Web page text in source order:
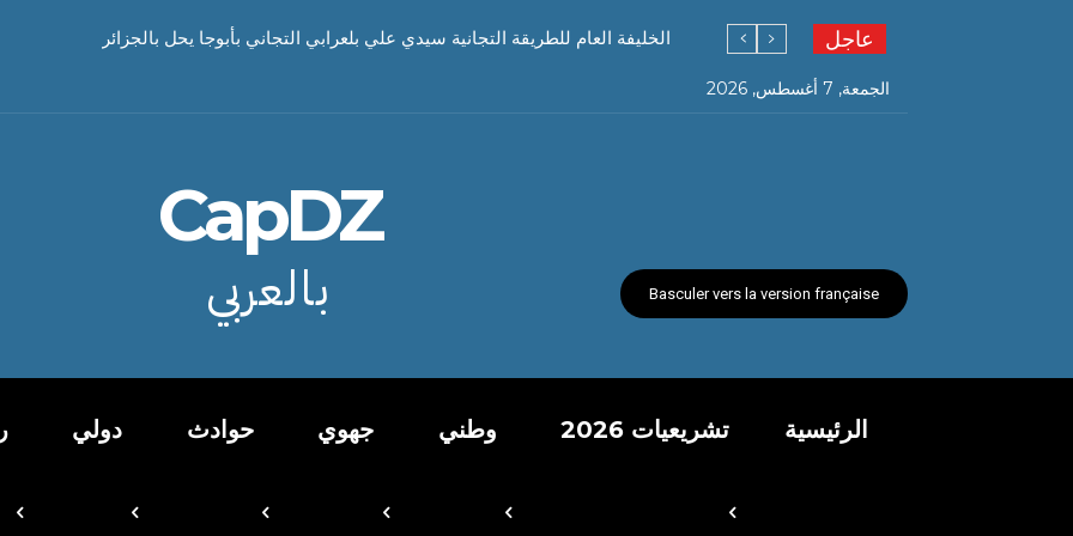
عاجل الخليفة العام للطريقة التجانية سيدي علي بلعرابي التجاني بأبوجا يحل بالجزائر
الجمعة, 7 أغسطس, 2026
Basculer vers la version française
CapDZ
بالعربي
الرئيسية تشريعيات 2026 وطني جهوي حوادث دولي